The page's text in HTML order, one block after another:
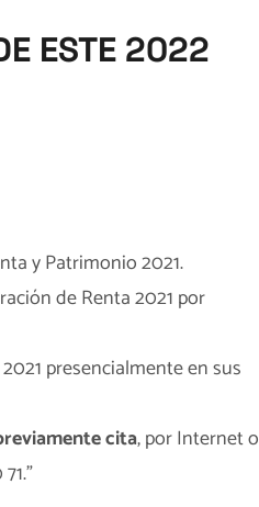
ESTE 2022
y Patrimonio 2021.
de Renta 2021 por
presencialmente en sus
cita, por Internet o